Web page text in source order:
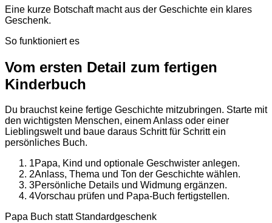
Eine kurze Botschaft macht aus der Geschichte ein klares
Geschenk.
So funktioniert es
Vom ersten Detail zum fertigen
Kinderbuch
Du brauchst keine fertige Geschichte mitzubringen. Starte mit
den wichtigsten Menschen, einem Anlass oder einer
Lieblingswelt und baue daraus Schritt für Schritt ein
persönliches Buch.
1Papa, Kind und optionale Geschwister anlegen.
2Anlass, Thema und Ton der Geschichte wählen.
3Persönliche Details und Widmung ergänzen.
4Vorschau prüfen und Papa-Buch fertigstellen.
Papa Buch statt Standardgeschenk